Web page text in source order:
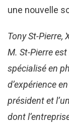
une nouvelle
Tony St-Pierre,
M. St-Pierre
spécialisé en
d’expérience
président et
dont